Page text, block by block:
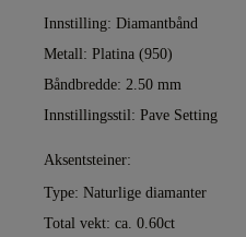
Innstilling: Diamantbånd
Metall: Platina (950)
Båndbredde: 2.50 mm
Innstillingsstil: Pave Setting
Aksentsteiner:
Type: Naturlige diamanter
Total vekt: ca. 0.60ct